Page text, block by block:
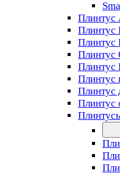
Плинтус
Плинтус
Плинтус
Плинтус
Плинтус
Плинтус
Плинтус
Плинтус